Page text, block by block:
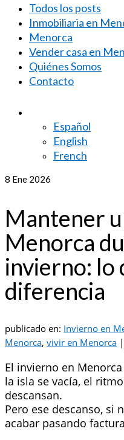
Todos los posts
Inmobiliaria en
Menorca
Vender casa en
Quiénes Somos
Contacto
Español
English
French
8 Ene 2026
Mantener
Menorca
invierno: lo
diferencia
publicado en: Invierno en
Menorca, vivir en Menorca |
El invierno en
la isla se vacía, el
descansan.
Pero ese descanso, si
acabar pasando